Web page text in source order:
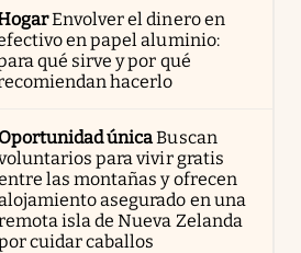
Envolver el dinero en
en papel aluminio:
qué sirve y por qué
hacerlo
Oportunidad únicaBuscan
para vivir gratis
las montañas y ofrecen
asegurado en una
isla de Nueva Zelanda
cuidar caballos